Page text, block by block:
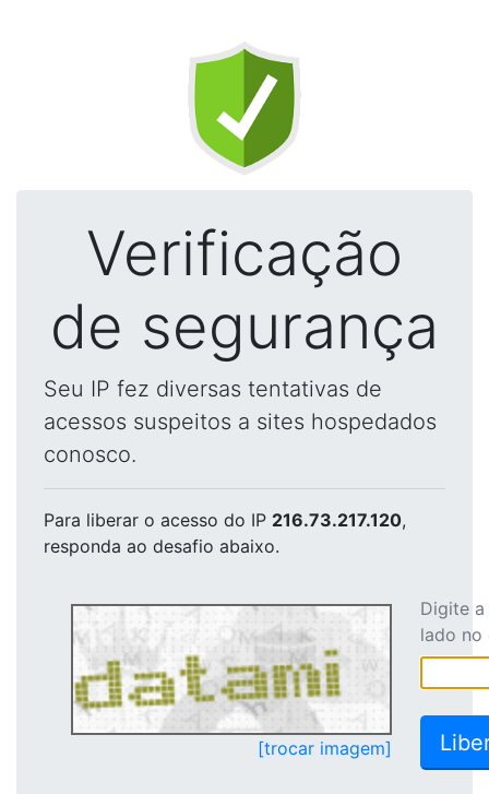
Verificação
de segurança
Seu IP fez diversas tentativas de
acessos suspeitos a sites hospedados
conosco.
Para liberar o acesso do IP 216.73.217.120,
responda ao desafio abaixo.
[trocar imagem]
Digite
lado no